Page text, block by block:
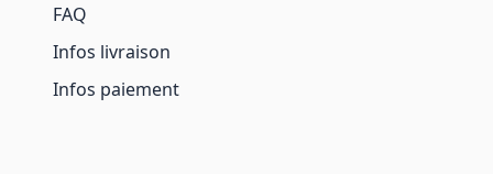
FAQ
Infos livraison
Infos paiement